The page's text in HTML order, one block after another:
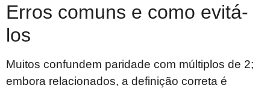
Erros comuns e como evitá-
los
Muitos confundem paridade com múltiplos de 2;
embora relacionados, a definição correta é